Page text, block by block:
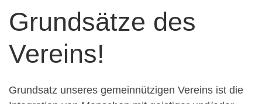
Grundsätze des
Vereins!
Grundsatz unseres gemeinnützigen Vereins ist die